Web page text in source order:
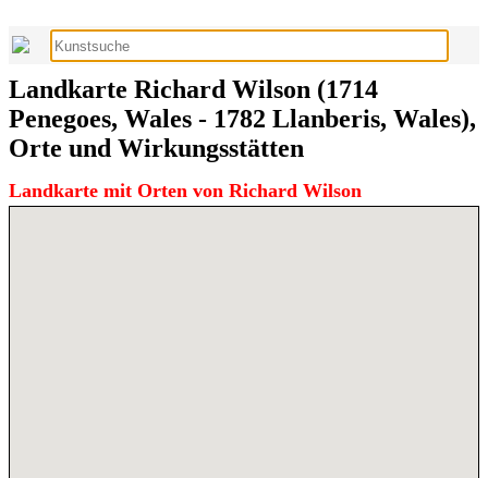
Landkarte Richard Wilson (1714
Penegoes, Wales - 1782 Llanberis, Wales),
Orte und Wirkungsstätten
Landkarte mit Orten von Richard Wilson